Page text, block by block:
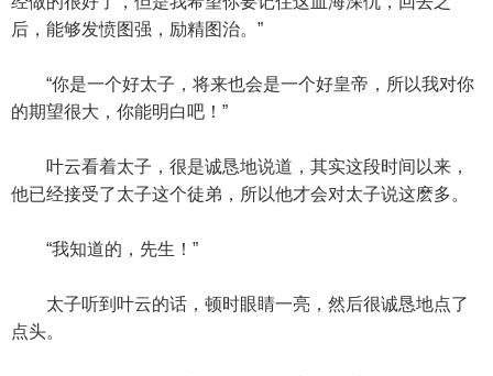
后，能够发愤图强，励精图治。”
“你是一个好太子，将来也会是一个好皇帝，所以我对你
的期望很大，你能明白吧！”
叶云看着太子，很是诚恳地说道，其实这段时间以来，
他已经接受了太子这个徒弟，所以他才会对太子说这麽多。
“我知道的，先生！”
太子听到叶云的话，顿时眼睛一亮，然后很诚恳地点了
点头。